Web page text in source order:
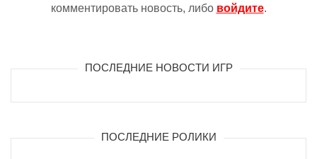
комментировать новость, либо войдите.
ПОСЛЕДНИЕ НОВОСТИ ИГР
ПОСЛЕДНИЕ РОЛИКИ